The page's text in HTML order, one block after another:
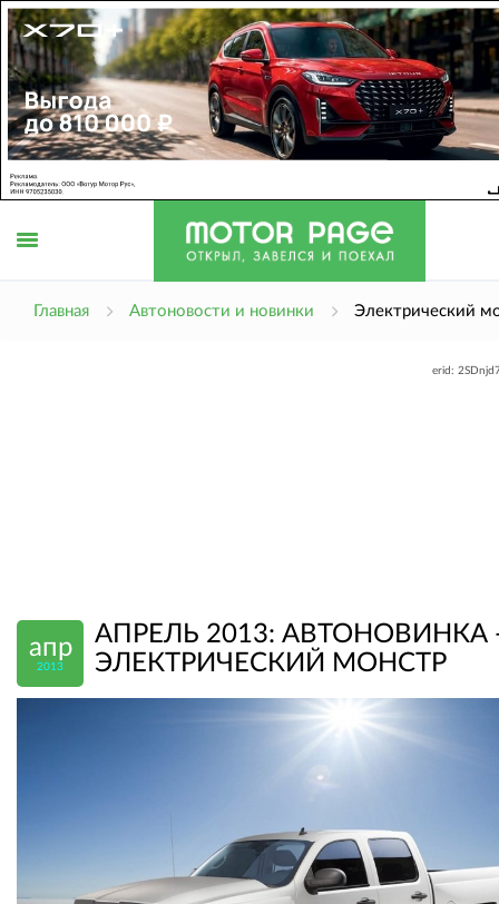
Главная Автоновости и новинки Электрический
erid:
апр
2013
АПРЕЛЬ 2013: АВТОНОВИНКА
ЭЛЕКТРИЧЕСКИЙ МОНСТР